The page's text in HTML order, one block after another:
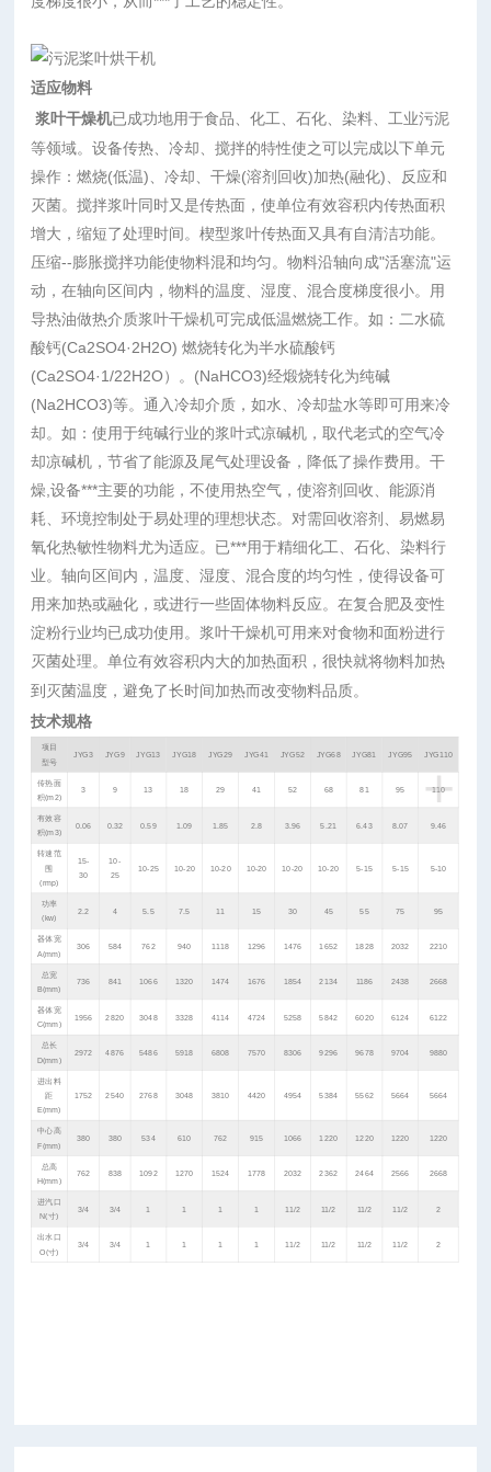
适应物料
浆叶干燥机已成功地用于食品、化工、石化、染料、工业污泥
等领域。设备传热、冷却、搅拌的特性使之可以完成以下单元
操作：燃烧(低温)、冷却、干燥(溶剂回收)加热(融化)、反应和
灭菌。搅拌浆叶同时又是传热面，使单位有效容积内传热面积
增大，缩短了处理时间。楔型浆叶传热面又具有自清洁功能。
压缩--膨胀搅拌功能使物料混和均匀。物料沿轴向成"活塞流"运
动，在轴向区间内，物料的温度、湿度、混合度梯度很小。用
导热油做热介质浆叶干燥机可完成低温燃烧工作。如：二水硫
酸钙(Ca2SO4·2H2O) 燃烧转化为半水硫酸钙
(Ca2SO4·1/22H2O）。(NaHCO3)经煅烧转化为纯碱
(Na2HCO3)等。通入冷却介质，如水、冷却盐水等即可用来冷
却。如：使用于纯碱行业的浆叶式凉碱机，取代老式的空气冷
却凉碱机，节省了能源及尾气处理设备，降低了操作费用。干
燥,设备***主要的功能，不使用热空气，使溶剂回收、能源消
耗、环境控制处于易处理的理想状态。对需回收溶剂、易燃易
氧化热敏性物料尤为适应。已***用于精细化工、石化、染料行
业。轴向区间内，温度、湿度、混合度的均匀性，使得设备可
用来加热或融化，或进行一些固体物料反应。在复合肥及变性
淀粉行业均已成功使用。浆叶干燥机可用来对食物和面粉进行
灭菌处理。单位有效容积内大的加热面积，很快就将物料加热
到灭菌温度，避免了长时间加热而改变物料品质。
技术规格
+
项目
型号
JYG3 JYG9 JYG13 JYG18 JYG29 JYG41 JYG52 JYG68 JYG81 JYG95 JYG110
传热面
积(m2)
3 9 13 18 29 41 52 68 81 95 110
有效容
积(m3)
0.06 0.32 0.59 1.09 1.85 2.8 3.96 5.21 6.43 8.07 9.46
转速范
围
(rmp)
15-
30
10-
25
10-25 10-20 10-20 10-20 10-20 10-20 5-15 5-15 5-10
功率
(kw)
2.2 4 5.5 7.5 11 15 30 45 55 75 95
器体宽
A(mm)
306 584 762 940 1118 1296 1476 1652 1828 2032 2210
总宽
B(mm)
736 841 1066 1320 1474 1676 1854 2134 1186 2438 2668
器体宽
C(mm)
1956 2820 3048 3328 4114 4724 5258 5842 6020 6124 6122
总长
D(mm)
2972 4876 5486 5918 6808 7570 8306 9296 9678 9704 9880
进出料
距
E(mm)
1752 2540 2768 3048 3810 4420 4954 5384 5562 5664 5664
中心高
F(mm)
380 380 534 610 762 915 1066 1220 1220 1220 1220
总高
H(mm)
762 838 1092 1270 1524 1778 2032 2362 2464 2566 2668
进汽口
N(寸)
3/4 3/4 1 1 1 1 11/2 11/2 11/2 11/2 2
出水口
O(寸)
3/4 3/4 1 1 1 1 11/2 11/2 11/2 11/2 2